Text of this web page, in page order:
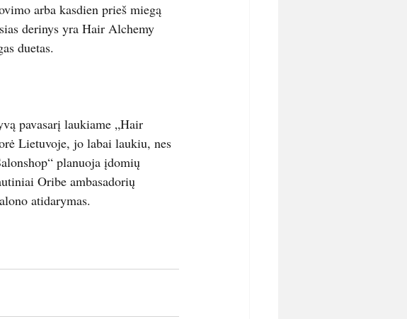
arba kasdien prieš miegą
derinys yra Hair Alchemy
duetas.
pavasarį laukiame „Hair
Lietuvoje, jo labai laukiu, nes
planuoja įdomių
Oribe ambasadorių
atidarymas.